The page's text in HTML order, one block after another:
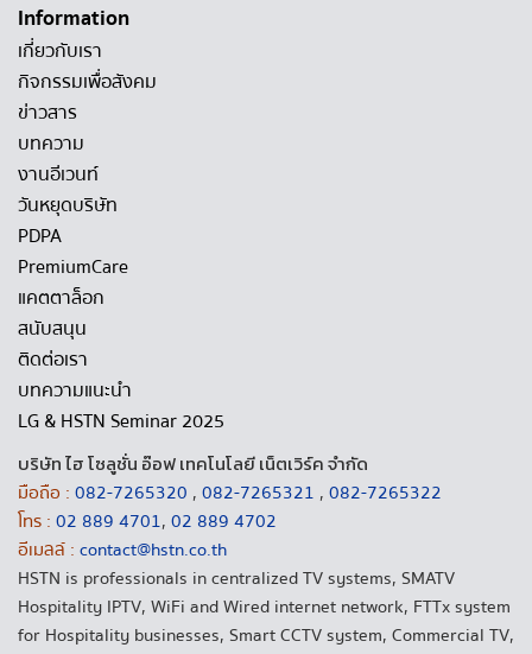
Information
เกี่ยวกับเรา
กิจกรรมเพื่อสังคม
ข่าวสาร
บทความ
งานอีเวนท์
วันหยุดบริษัท
PDPA
PremiumCare
แคตตาล็อก
สนับสนุน
ติดต่อเรา
บทความแนะนำ
LG & HSTN Seminar 2025
บริษัท ไฮ โซลูชั่น อ๊อฟ เทคโนโลยี เน็ตเวิร์ค จำกัด
มือถือ : 082-7265320 , 082-7265321 , 082-7265322
โทร : 02 889 4701, 02 889 4702
อีเมลล์ : contact@hstn.co.th
HSTN is professionals in centralized TV systems, SMATV
Hospitality IPTV, WiFi and Wired internet network, FTTx system
for Hospitality businesses, Smart CCTV system, Commercial TV,